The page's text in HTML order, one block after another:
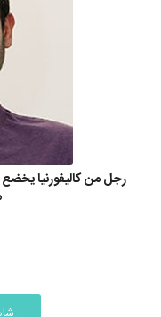
رجل من كاليفورنيا يخضع